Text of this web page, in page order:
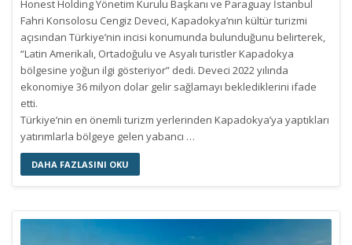
Honest Holding Yönetim Kurulu Başkanı ve Paraguay İstanbul
Fahri Konsolosu Cengiz Deveci, Kapadokya’nın kültür turizmi
açısından Türkiye’nin incisi konumunda bulunduğunu belirterek,
“Latin Amerikalı, Ortadoğulu ve Asyalı turistler Kapadokya
bölgesine yoğun ilgi gösteriyor” dedi. Deveci 2022 yılında
ekonomiye 36 milyon dolar gelir sağlamayı beklediklerini ifade
etti.
Türkiye’nin en önemli turizm yerlerinden Kapadokya’ya yaptıkları
yatırımlarla bölgeye gelen yabancı …
DAHA FAZLASINI OKU